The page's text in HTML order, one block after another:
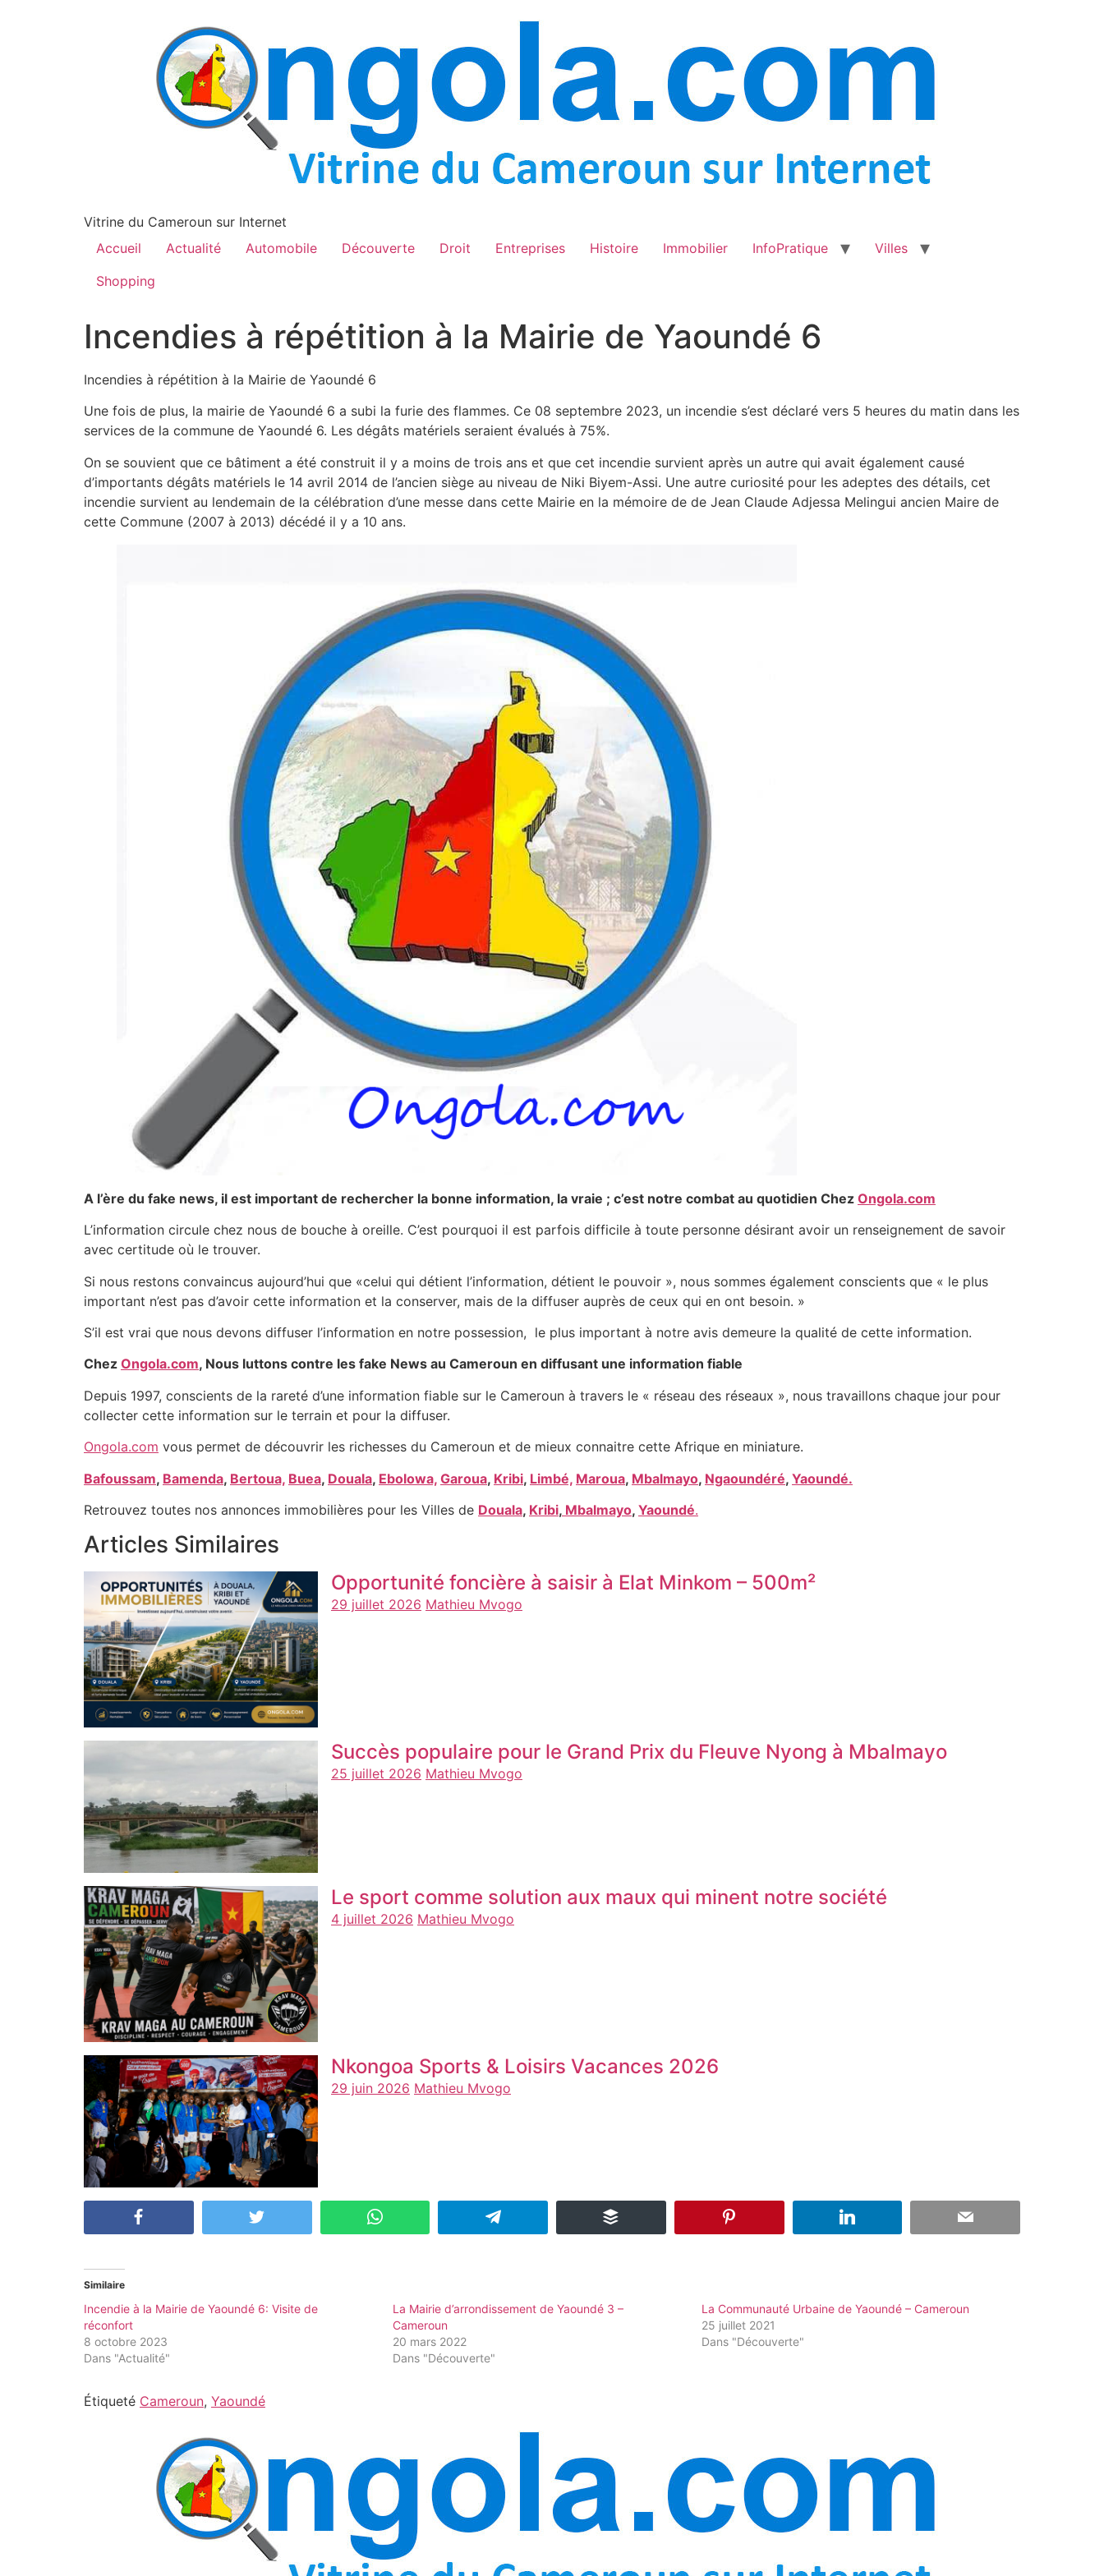
Vitrine du Cameroun sur Internet
Accueil
Actualité Automobile Découverte Droit Entreprises Histoire Immobilier InfoPratique
Villes
Shopping
Incendies à répétition à la Mairie de Yaoundé 6
Incendies à répétition à la Mairie de Yaoundé 6
Une fois de plus, la mairie de Yaoundé 6 a subi la furie des flammes. Ce 08 septembre 2023, un incendie s’est déclaré vers 5 heures du matin dans les
services de la commune de Yaoundé 6. Les dégâts matériels seraient évalués à 75%.
On se souvient que ce bâtiment a été construit il y a moins de trois ans et que cet incendie survient après un autre qui avait également causé
d’importants dégâts matériels le 14 avril 2014 de l’ancien siège au niveau de Niki Biyem-Assi. Une autre curiosité pour les adeptes des détails, cet
incendie survient au lendemain de la célébration d’une messe dans cette Mairie en la mémoire de de Jean Claude Adjessa Melingui ancien Maire de
cette Commune (2007 à 2013) décédé il y a 10 ans.
A l’ère du fake news, il est important de rechercher la bonne information, la vraie ; c’est notre combat au quotidien Chez Ongola.com
L’information circule chez nous de bouche à oreille. C’est pourquoi il est parfois difficile à toute personne désirant avoir un renseignement de savoir
avec certitude où le trouver.
Si nous restons convaincus aujourd’hui que «celui qui détient l’information, détient le pouvoir », nous sommes également conscients que « le plus
important n’est pas d’avoir cette information et la conserver, mais de la diffuser auprès de ceux qui en ont besoin. »
S’il est vrai que nous devons diffuser l’information en notre possession, le plus important à notre avis demeure la qualité de cette information.
Chez Ongola.com, Nous luttons contre les fake News au Cameroun en diffusant une information fiable
Depuis 1997, conscients de la rareté d’une information fiable sur le Cameroun à travers le « réseau des réseaux », nous travaillons chaque jour pour
collecter cette information sur le terrain et pour la diffuser.
Ongola.com vous permet de découvrir les richesses du Cameroun et de mieux connaitre cette Afrique en miniature.
Bafoussam, Bamenda, Bertoua, Buea, Douala, Ebolowa, Garoua, Kribi, Limbé, Maroua, Mbalmayo, Ngaoundéré, Yaoundé.
Retrouvez toutes nos annonces immobilières pour les Villes de Douala, Kribi, Mbalmayo, Yaoundé.
Articles Similaires
Opportunité foncière à saisir à Elat Minkom – 500m²
29 juillet 2026 Mathieu Mvogo
Succès populaire pour le Grand Prix du Fleuve Nyong à Mbalmayo
25 juillet 2026 Mathieu Mvogo
Le sport comme solution aux maux qui minent notre société
4 juillet 2026 Mathieu Mvogo
Nkongoa Sports & Loisirs Vacances 2026
29 juin 2026 Mathieu Mvogo
Similaire
Incendie à la Mairie de Yaoundé 6: Visite de
réconfort
8 octobre 2023
Dans "Actualité"
La Mairie d’arrondissement de Yaoundé 3 –
Cameroun
20 mars 2022
Dans "Découverte"
La Communauté Urbaine de Yaoundé – Cameroun
25 juillet 2021
Dans "Découverte"
Étiqueté Cameroun, Yaoundé